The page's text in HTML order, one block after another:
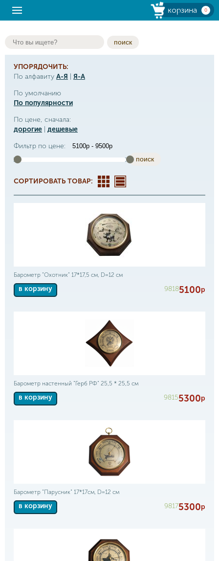
корзина 0
поиск
УПОРЯДОЧИТЬ:
По алфавиту А-Я
Я-А
По умолчанию
По популярности
По цене, сначала:
дорогие
дешевые
Фильтр по цене:
поиск
СОРТИРОВАТЬ ТОВАР:
Барометр "Охотник" 17*17,5 см, D=12 см
в корзину 98185100р
Барометр настенный "Герб РФ" 25,5 * 25,5 см
в корзину 98155300р
Барометр "Парусник" 17*17см, D=12 см
в корзину 98175300р